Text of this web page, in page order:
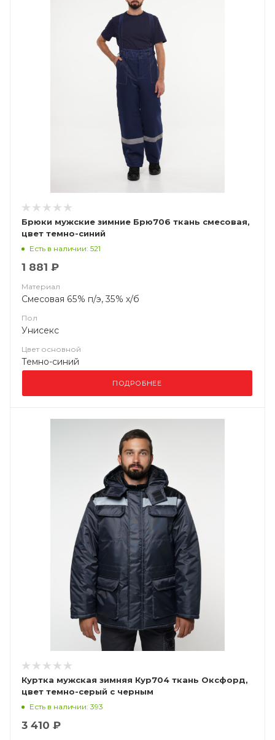
Брюки мужские зимние Брю706 ткань смесовая,
цвет темно-синий
Есть в наличии: 521
1 881 ₽
Материал
Смесовая 65% п/э, 35% х/б
Пол
Унисекс
Цвет основной
Темно-синий
ПОДРОБНЕЕ
Куртка мужская зимняя Кур704 ткань Оксфорд,
цвет темно-серый с черным
Есть в наличии: 393
3 410 ₽